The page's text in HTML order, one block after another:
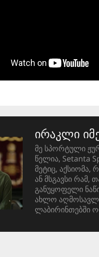
ირაკლი
მე სპორტული
წელია, Setanta
მეტიც,
ან მსგავსი რამ,
განუყოფელი
ახლო
ლაბირინთებში